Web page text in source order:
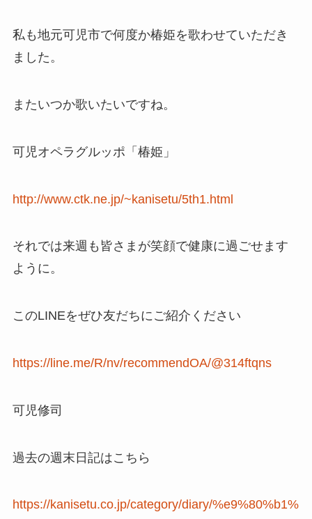
私も地元可児市で何度か椿姫を歌わせていただき
ました。
またいつか歌いたいですね。
可児オペラグルッポ「椿姫」
http://www.ctk.ne.jp/~kanisetu/5th1.html
それでは来週も皆さまが笑顔で健康に過ごせます
ように。
このLINEをぜひ友だちにご紹介ください
https://line.me/R/nv/recommendOA/@314ftqns
可児修司
過去の週末日記はこちら
https://kanisetu.co.jp/category/diary/%e9%80%b1%